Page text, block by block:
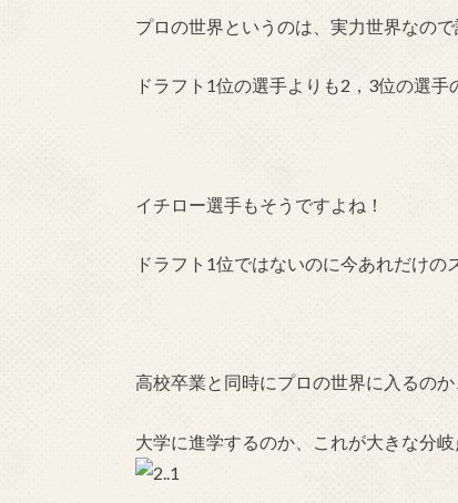
プロの世界というのは、実力世界なの
ドラフト1位の選手よりも2，3位の選
イチロー選手もそうですよね！
ドラフト1位ではないのに今あれだけの
高校卒業と同時にプロの世界に入るのか
大学に進学するのか、これが大きな分岐